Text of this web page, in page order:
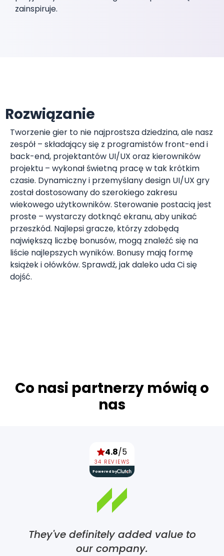
zainspiruje.
Rozwiązanie
Tworzenie gier to nie najprostsza dziedzina, ale nasz
zespół – składający się z programistów front-end i
back-end, projektantów UI/UX oraz kierowników
projektu – wykonał świetną pracę w tak krótkim
czasie. Dynamiczny i przemyślany design UI/UX gry
został dostosowany do szerokiego zakresu
wiekowego użytkowników. Sterowanie postacią jest
proste – wystarczy dotknąć ekranu, aby unikać
przeszkód. Najlepsi gracze, którzy zdobędą
największą liczbę bonusów, mogą znaleźć się na
liście najlepszych wyników. Bonusy mają formę
książek i ołówków. Sprawdź, jak daleko uda Ci się
dojść.
Co nasi partnerzy mówią o
nas
4.8/5
34 REVIEWS
Powered by
They've definitely added value to
our company.